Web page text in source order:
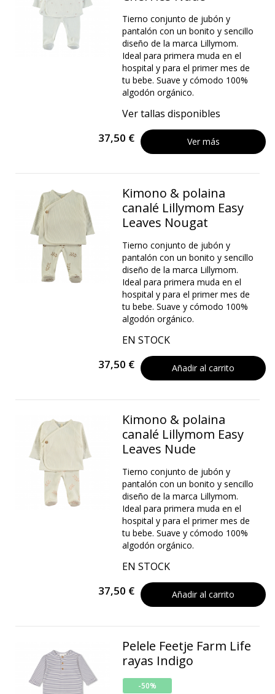
Tierno conjunto de jubón y
pantalón con un bonito y sencillo
diseño de la marca Lillymom.
Ideal para primera muda en el
hospital y para el primer mes de
tu bebe. Suave y cómodo 100%
algodón orgánico.
Ver tallas disponibles
37,50 € Ver más
Kimono & polaina
canalé Lillymom Easy
Leaves Nougat
Tierno conjunto de jubón y
pantalón con un bonito y sencillo
diseño de la marca Lillymom.
Ideal para primera muda en el
hospital y para el primer mes de
tu bebe. Suave y cómodo 100%
algodón orgánico.
EN STOCK
37,50 € Añadir al carrito
Kimono & polaina
canalé Lillymom Easy
Leaves Nude
Tierno conjunto de jubón y
pantalón con un bonito y sencillo
diseño de la marca Lillymom.
Ideal para primera muda en el
hospital y para el primer mes de
tu bebe. Suave y cómodo 100%
algodón orgánico.
EN STOCK
37,50 € Añadir al carrito
Pelele Feetje Farm Life
rayas Indigo
-50%